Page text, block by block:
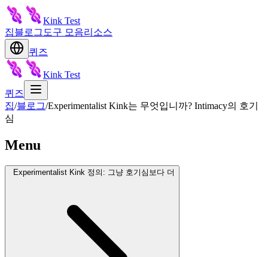
Kink Test
집블로그 도구 모음리소스
퀴즈
Kink Test
퀴즈
집/블로그/Experimentalist Kink는 무엇입니까? Intimacy의 호기
심
Menu
Experimentalist Kink 정의: 그냥 호기심보다 더